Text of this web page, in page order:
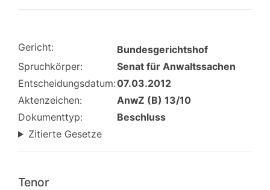
Gericht:
Bundesgerichtshof
Spruchkörper:
Senat für Anwaltssachen
Entscheidungsdatum:07.03.2012
Aktenzeichen:
AnwZ (B) 13/10
Dokumenttyp:
Beschluss
Zitierte Gesetze
Tenor